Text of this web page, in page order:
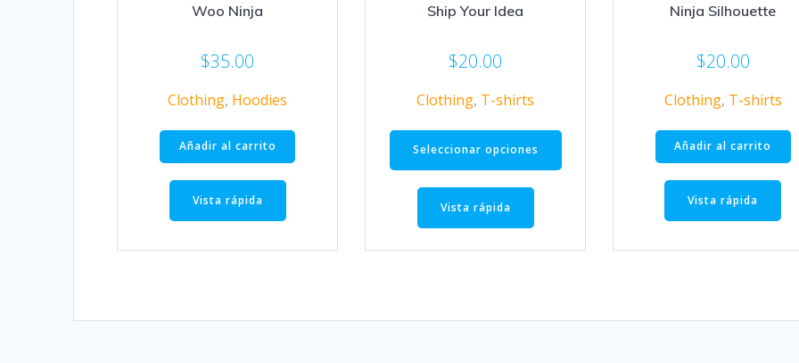
Woo Ninja
$35.00
Clothing, Hoodies
Añadir al carrito
Vista rápida
Ship Your Idea
$20.00
Clothing, T-shirts
Seleccionar opciones
Este
tiene
opciones
elegir
Vista rápida
Ninja Silhouette
$20.00
Clothing, T-shirts
Añadir al carrito
Vista rápida